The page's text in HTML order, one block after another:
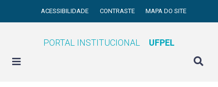
ACESSIBILIDADE CONTRASTE MAPA DO SITE
PORTAL INSTITUCIONAL UFPEL